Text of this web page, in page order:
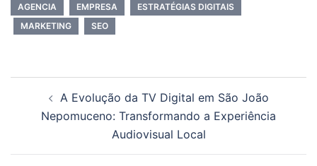
AGENCIA EMPRESA
ESTRATÉGIAS DIGITAIS
MARKETING
SEO
posts
A Evolução da TV Digital em São João
Nepomuceno: Transformando a Experiência
Audiovisual Local